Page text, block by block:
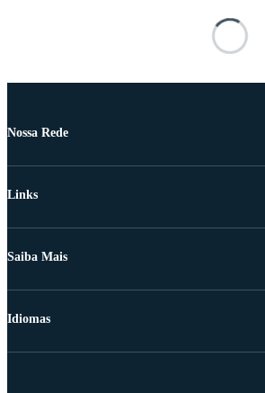
Nossa Rede
Links
Saiba Mais
Idiomas